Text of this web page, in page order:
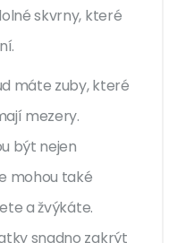
skvrny, které
máte zuby, které
mezery.
být nejen
mohou také
a žvýkáte.
snadno zakrýt